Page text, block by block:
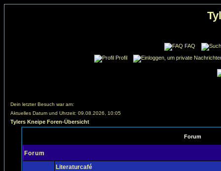
FAQ
Profil
Dein letzter Besuch war am:
Aktuelles Datum und Uhrzeit: 09.08.2026, 10:05
Tylers Kneipe Foren-Übersicht
Forum
Forum
Literaturcafé